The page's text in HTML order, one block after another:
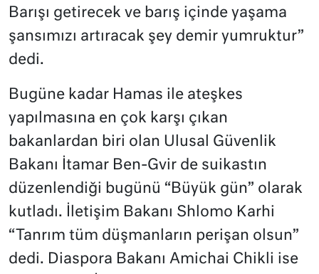
Barışı getirecek ve barış içinde yaşama
şansımızı artıracak şey demir yumruktur”
dedi.
Bugüne kadar Hamas ile ateşkes
yapılmasına en çok karşı çıkan
bakanlardan biri olan Ulusal Güvenlik
Bakanı İtamar Ben-Gvir de suikastın
düzenlendiği bugünü “Büyük gün” olarak
kutladı. İletişim Bakanı Shlomo Karhi
“Tanrım tüm düşmanların perişan olsun”
dedi. Diaspora Bakanı Amichai Chikli ise